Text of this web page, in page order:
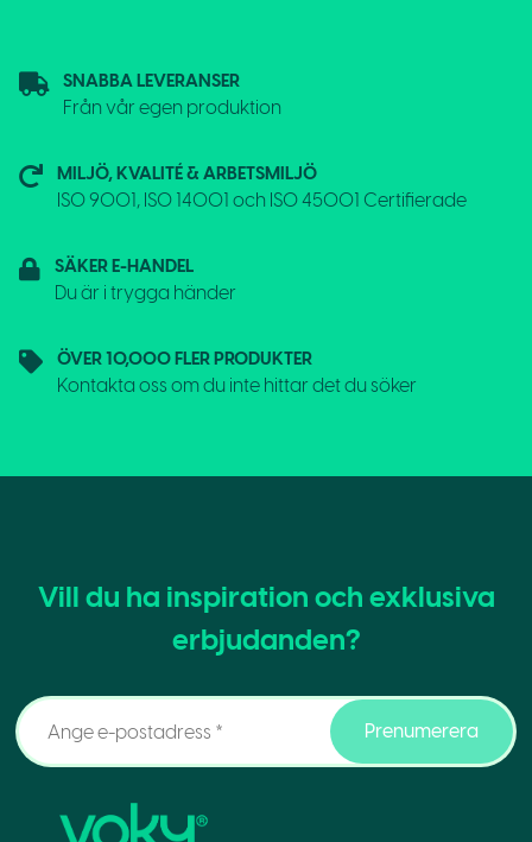
SNABBA LEVERANSER
Från vår egen produktion
MILJÖ, KVALITÉ & ARBETSMILJÖ
ISO 9001, ISO 14001 och ISO 45001 Certifierade
SÄKER E-HANDEL
Du är i trygga händer
ÖVER 10,000 FLER PRODUKTER
Kontakta oss om du inte hittar det du söker
Vill du ha inspiration och exklusiva
erbjudanden?
Prenumerera